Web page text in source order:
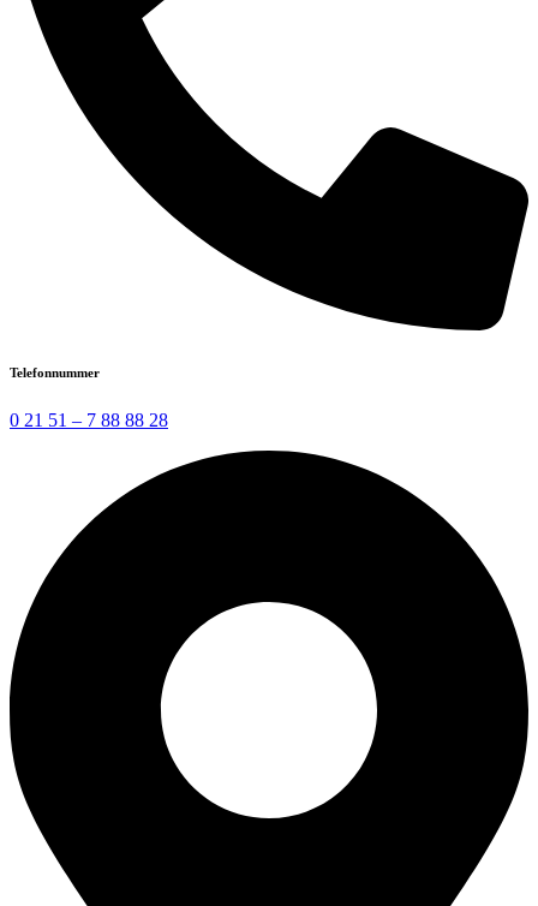
Telefonnummer
0 21 51 – 7 88 88 28